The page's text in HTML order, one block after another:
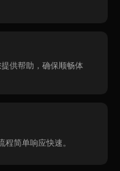
供帮助，确保顺畅体
简单响应快速。